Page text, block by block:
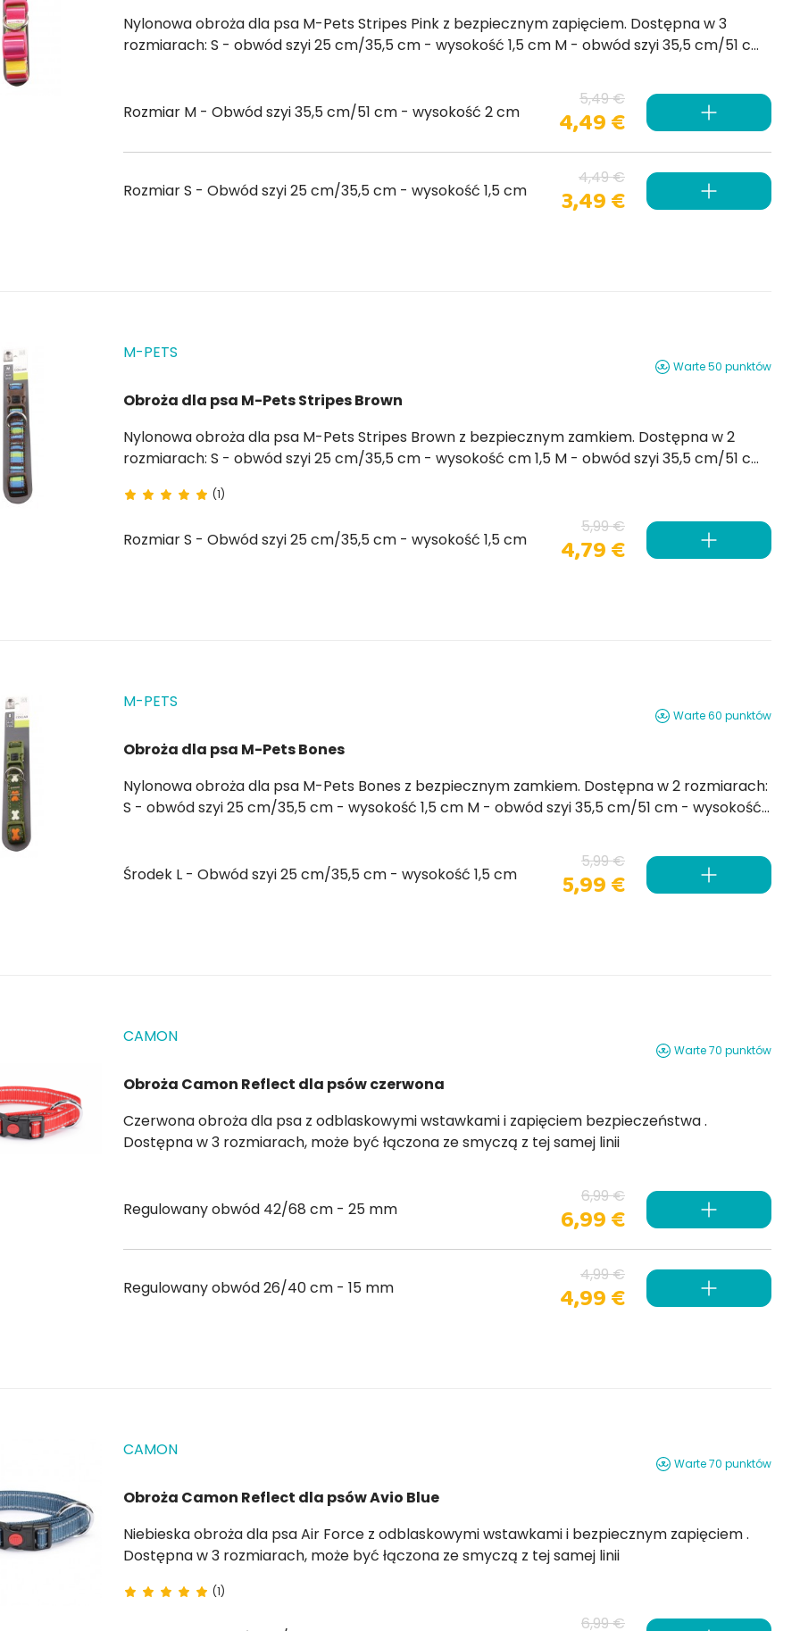
Nylonowa obroża dla psa M-Pets Stripes Pink z bezpiecznym zapięciem. Dostępna w 3
rozmiarach: S - obwód szyi 25 cm/35,5 cm - wysokość 1,5 cm M - obwód szyi 35,5 cm/51 cm
Rozmiar M - Obwód szyi 35,5 cm/51 cm - wysokość 2 cm
5,49 €
4,49 €
Rozmiar S - Obwód szyi 25 cm/35,5 cm - wysokość 1,5 cm
4,49 €
3,49 €
M-PETS
Warte 50 punktów
Obroża dla psa M-Pets Stripes Brown
Nylonowa obroża dla psa M-Pets Stripes Brown z bezpiecznym zamkiem. Dostępna w 2
rozmiarach: S - obwód szyi 25 cm/35,5 cm - wysokość cm 1,5 M - obwód szyi 35,5 cm/51 cm
(1)
Rozmiar S - Obwód szyi 25 cm/35,5 cm - wysokość 1,5 cm
5,99 €
4,79 €
M-PETS
Warte 60 punktów
Obroża dla psa M-Pets Bones
Nylonowa obroża dla psa M-Pets Bones z bezpiecznym zamkiem. Dostępna w 2 rozmiarach:
S - obwód szyi 25 cm/35,5 cm - wysokość 1,5 cm M - obwód szyi 35,5 cm/51 cm - wysokość
Środek L - Obwód szyi 25 cm/35,5 cm - wysokość 1,5 cm
5,99 €
5,99 €
CAMON
Warte 70 punktów
Obroża Camon Reflect dla psów czerwona
Czerwona obroża dla psa z odblaskowymi wstawkami i zapięciem bezpieczeństwa .
Dostępna w 3 rozmiarach, może być łączona ze smyczą z tej samej linii
Regulowany obwód 42/68 cm - 25 mm
6,99 €
6,99 €
Regulowany obwód 26/40 cm - 15 mm
4,99 €
4,99 €
CAMON
Warte 70 punktów
Obroża Camon Reflect dla psów Avio Blue
Niebieska obroża dla psa Air Force z odblaskowymi wstawkami i bezpiecznym zapięciem .
Dostępna w 3 rozmiarach, może być łączona ze smyczą z tej samej linii
(1)
6,99 €